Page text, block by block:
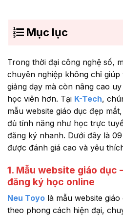
Mục lục
Trong thời đại công nghệ số,
chuyên nghiệp không chỉ
giảng dạy mà còn nâng cao
học viên hơn. Tại K-Tech,
mẫu website giáo dục đẹp
đủ tính năng như học trực
đăng ký nhanh. Dưới đây là
được đánh giá cao và yêu
1. Mẫu website giáo dục
đăng ký học online
Neu Toyo là mẫu website
theo phong cách hiện đại,